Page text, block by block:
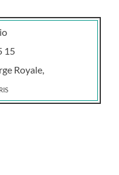
15
Royale,